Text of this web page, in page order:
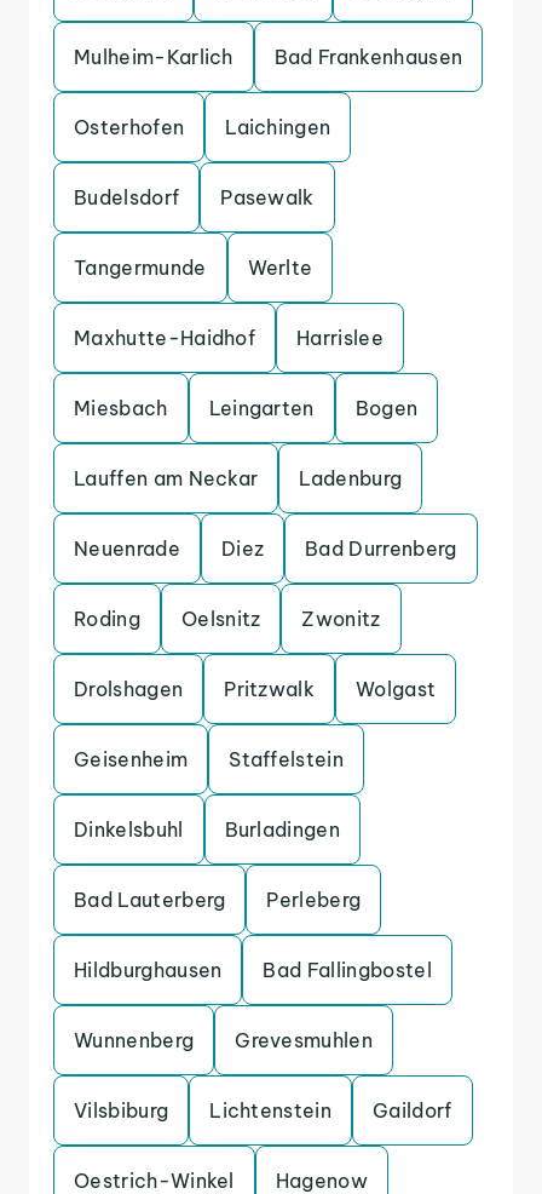
Mulheim-Karlich Bad Frankenhausen
Osterhofen Laichingen
Budelsdorf Pasewalk
Tangermunde Werlte
Maxhutte-Haidhof Harrislee
Miesbach Leingarten Bogen
Lauffen am Neckar Ladenburg
Neuenrade Diez Bad Durrenberg
Roding Oelsnitz Zwonitz
Drolshagen Pritzwalk Wolgast
Geisenheim Staffelstein
Dinkelsbuhl Burladingen
Bad Lauterberg Perleberg
Hildburghausen Bad Fallingbostel
Wunnenberg Grevesmuhlen
Vilsbiburg Lichtenstein Gaildorf
Oestrich-Winkel Hagenow